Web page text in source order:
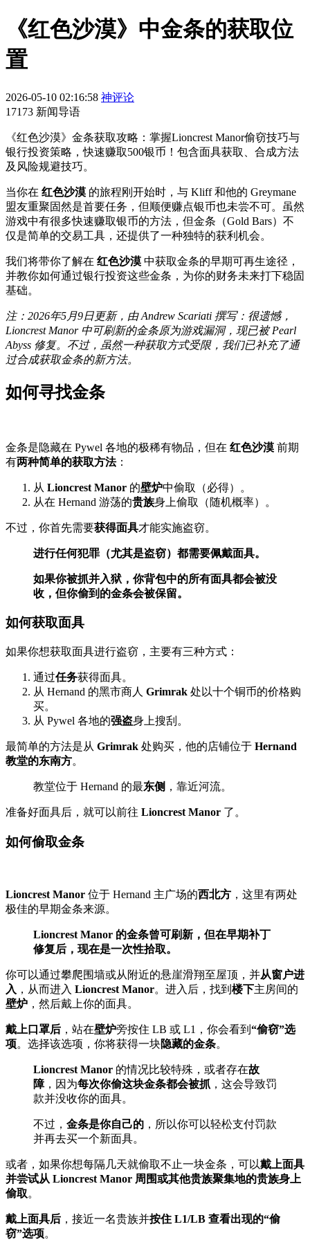
《红色沙漠》中金条的获取位
置
2026-05-10 02:16:58 神评论
17173 新闻导语
《红色沙漠》金条获取攻略：掌握Lioncrest Manor偷窃技巧与
银行投资策略，快速赚取500银币！包含面具获取、合成方法
及风险规避技巧。
当你在 红色沙漠 的旅程刚开始时，与 Kliff 和他的 Greymane
盟友重聚固然是首要任务，但顺便赚点银币也未尝不可。虽然
游戏中有很多快速赚取银币的方法，但金条（Gold Bars）不
仅是简单的交易工具，还提供了一种独特的获利机会。
我们将带你了解在 红色沙漠 中获取金条的早期可再生途径，
并教你如何通过银行投资这些金条，为你的财务未来打下稳固
基础。
注：2026年5月9日更新，由 Andrew Scariati 撰写：很遗憾，
Lioncrest Manor 中可刷新的金条原为游戏漏洞，现已被 Pearl
Abyss 修复。不过，虽然一种获取方式受限，我们已补充了通
过合成获取金条的新方法。
如何寻找金条
金条是隐藏在 Pywel 各地的极稀有物品，但在 红色沙漠 前期
有两种简单的获取方法：
从 Lioncrest Manor 的壁炉中偷取（必得）。
从在 Hernand 游荡的贵族身上偷取（随机概率）。
不过，你首先需要获得面具才能实施盗窃。
进行任何犯罪（尤其是盗窃）都需要佩戴面具。
如果你被抓并入狱，你背包中的所有面具都会被没
收，但你偷到的金条会被保留。
如何获取面具
如果你想获取面具进行盗窃，主要有三种方式：
通过任务获得面具。
从 Hernand 的黑市商人 Grimrak 处以十个铜币的价格购
买。
从 Pywel 各地的强盗身上搜刮。
最简单的方法是从 Grimrak 处购买，他的店铺位于 Hernand
教堂的东南方。
教堂位于 Hernand 的最东侧 ，靠近河流。
准备好面具后，就可以前往 Lioncrest Manor 了。
如何偷取金条
Lioncrest Manor 位于 Hernand 主广场的西北方 ，这里有两处
极佳的早期金条来源。
Lioncrest Manor 的金条曾可刷新，但在早期补丁
修复后，现在是一次性拾取。
你可以通过攀爬围墙或从附近的悬崖滑翔至屋顶，并从窗户进
入 ，从而进入 Lioncrest Manor。进入后，找到 楼下主房间的
壁炉 ，然后戴上你的面具。
戴上口罩后 ，站在壁炉旁按住 LB 或 L1，你会看到 “偷窃”选
项。选择该选项，你将获得一块隐藏的金条。
Lioncrest Manor 的情况比较特殊，或者存在故
障，因为每次你偷这块金条都会被抓 ，这会导致罚
款并没收你的面具。
不过， 金条是你自己的 ，所以你可以轻松支付罚款
并再去买一个新面具。
或者，如果你想每隔几天就偷取不止一块金条，可以戴上面具
并尝试从 Lioncrest Manor 周围或其他贵族聚集地的贵族身上
偷取。
戴上面具后 ，接近一名贵族并按住 L1/LB 查看出现的“偷
窃”选项。